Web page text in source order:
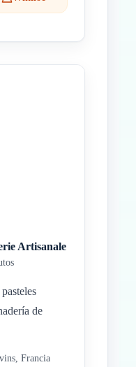
Artisanale
de
Francia